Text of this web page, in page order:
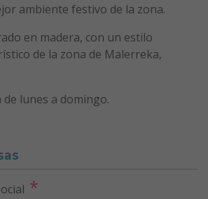
ambiente festivo de la zona.
en madera, con un estilo
de la zona de Malerreka,
lunes a domingo.
*